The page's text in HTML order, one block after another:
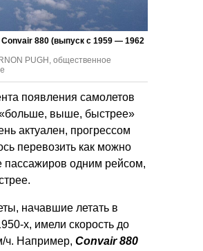
880 (выпуск с 1959 — 1962
PUGH, общественное
появления самолетов
«больше, выше, быстрее»
актуален, прогрессом
перевозить как можно
пассажиров одним рейсом,
начавшие летать в
х, имели скорость до
ч. Например, Convair 880